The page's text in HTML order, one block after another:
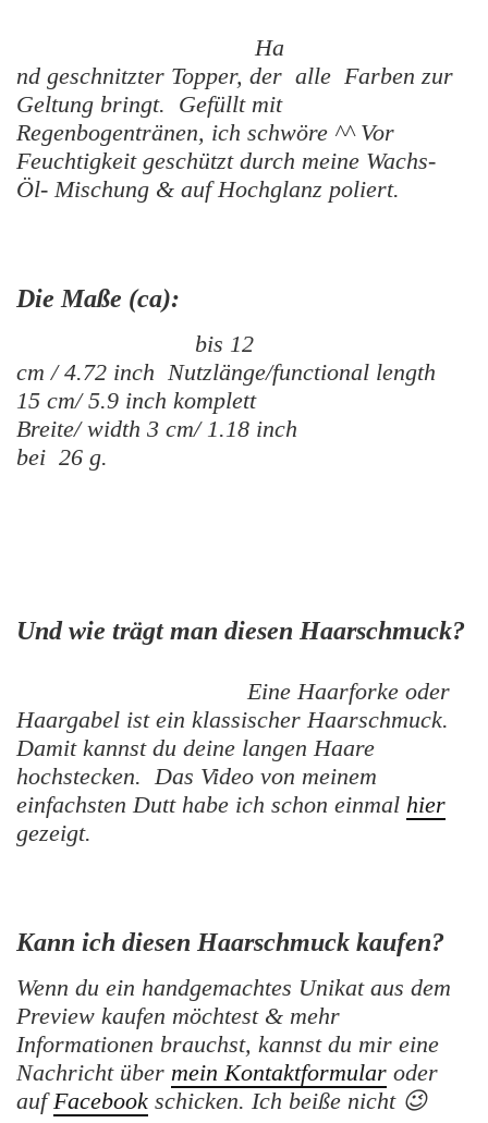
Ha
nd geschnitzter Topper, der alle Farben zur
Geltung bringt. Gefüllt mit
Regenbogentränen, ich schwöre ^^ Vor
Feuchtigkeit geschützt durch meine Wachs-
Öl- Mischung & auf Hochglanz poliert.
Die Maße (ca):
bis 12
cm / 4.72 inch Nutzlänge/functional length
15 cm/ 5.9 inch komplett
Breite/ width 3 cm/ 1.18 inch
bei 26 g.
Und wie trägt man diesen Haarschmuck?
Eine Haarforke oder
Haargabel ist ein klassischer Haarschmuck.
Damit kannst du deine langen Haare
hochstecken. Das Video von meinem
einfachsten Dutt habe ich schon einmal hier
gezeigt.
Kann ich diesen Haarschmuck kaufen?
Wenn du ein handgemachtes Unikat aus dem
Preview kaufen möchtest & mehr
Informationen brauchst, kannst du mir eine
Nachricht über mein Kontaktformular oder
aufFacebook schicken. Ich beiße nicht 😉